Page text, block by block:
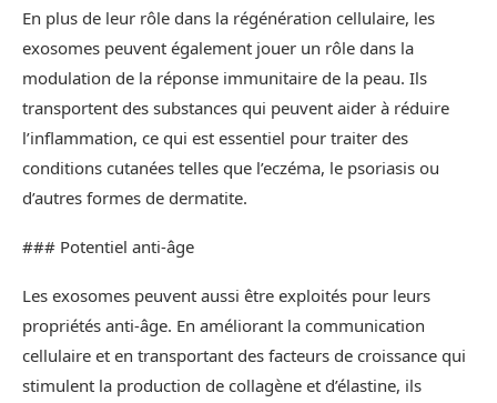
En plus de leur rôle dans la régénération cellulaire, les
exosomes peuvent également jouer un rôle dans la
modulation de la réponse immunitaire de la peau. Ils
transportent des substances qui peuvent aider à réduire
l’inflammation, ce qui est essentiel pour traiter des
conditions cutanées telles que l’eczéma, le psoriasis ou
d’autres formes de dermatite.
### Potentiel anti-âge
Les exosomes peuvent aussi être exploités pour leurs
propriétés anti-âge. En améliorant la communication
cellulaire et en transportant des facteurs de croissance qui
stimulent la production de collagène et d’élastine, ils